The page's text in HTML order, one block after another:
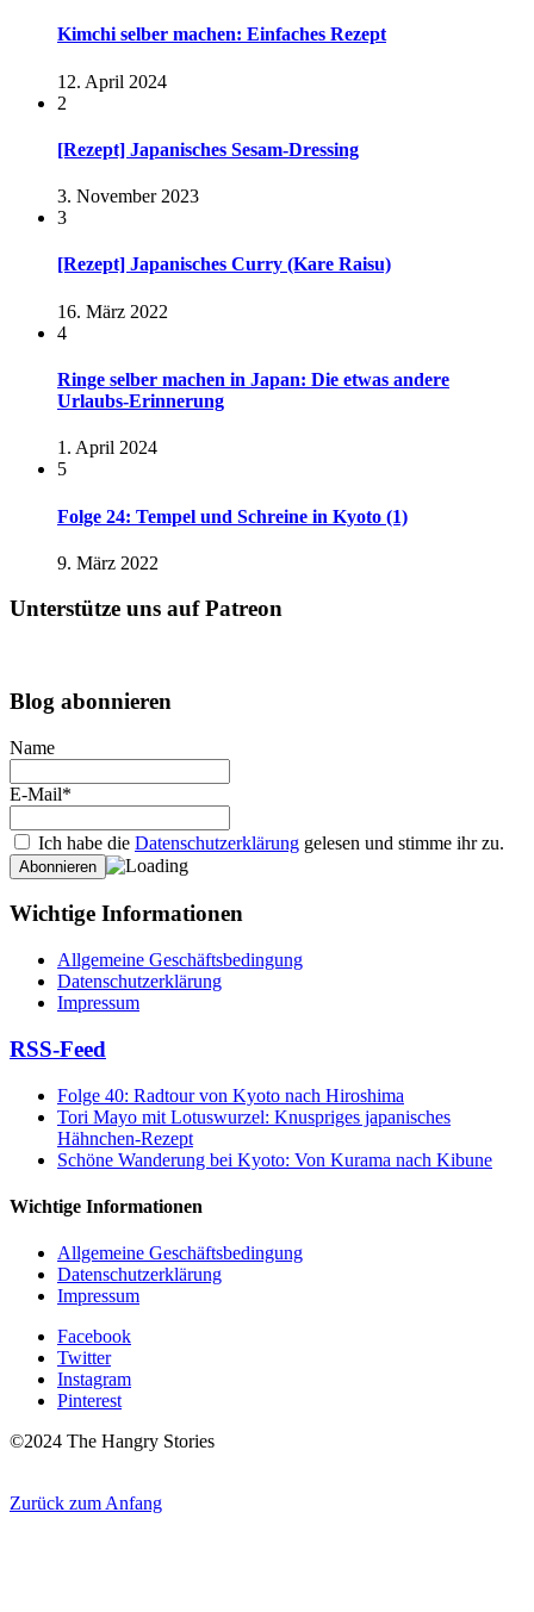
Kimchi selber machen: Einfaches Rezept
12. April 2024
2
[Rezept] Japanisches Sesam-Dressing
3. November 2023
3
[Rezept] Japanisches Curry (Kare Raisu)
16. März 2022
4
Ringe selber machen in Japan: Die etwas andere
Urlaubs-Erinnerung
1. April 2024
5
Folge 24: Tempel und Schreine in Kyoto (1)
9. März 2022
Unterstütze uns auf Patreon
Blog abonnieren
Name
E-Mail*
Ich habe die Datenschutzerklärung gelesen und stimme ihr zu.
Wichtige Informationen
Allgemeine Geschäftsbedingung
Datenschutzerklärung
Impressum
RSS-Feed
Folge 40: Radtour von Kyoto nach Hiroshima
Tori Mayo mit Lotuswurzel: Knuspriges japanisches
Hähnchen-Rezept
Schöne Wanderung bei Kyoto: Von Kurama nach Kibune
Wichtige Informationen
Allgemeine Geschäftsbedingung
Datenschutzerklärung
Impressum
Facebook
Twitter
Instagram
Pinterest
©2024 The Hangry Stories
Zurück zum Anfang